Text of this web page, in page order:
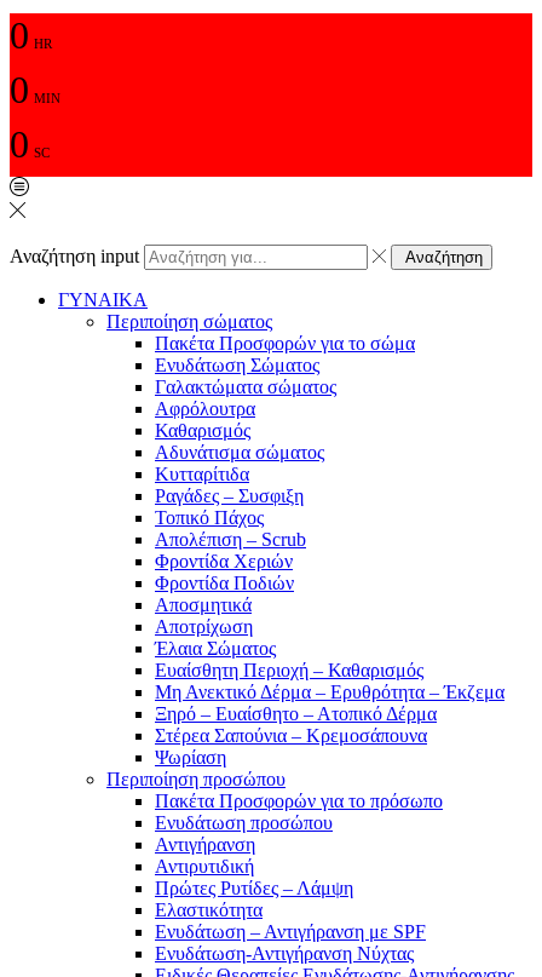
0 HR
0 MIN
0 SC
Αναζήτηση input Αναζήτηση
ΓΥΝΑΙΚΑ
Περιποίηση σώματος
Πακέτα Προσφορών για το σώμα
Ενυδάτωση Σώματος
Γαλακτώματα σώματος
Αφρόλουτρα
Καθαρισμός
Αδυνάτισμα σώματος
Κυτταρίτιδα
Ραγάδες – Συσφιξη
Τοπικό Πάχος
Απολέπιση – Scrub
Φροντίδα Χεριών
Φροντίδα Ποδιών
Αποσμητικά
Αποτρίχωση
Έλαια Σώματος
Ευαίσθητη Περιοχή – Καθαρισμός
Μη Ανεκτικό Δέρμα – Ερυθρότητα – Έκζεμα
Ξηρό – Ευαίσθητο – Ατοπικό Δέρμα
Στέρεα Σαπούνια – Κρεμοσάπουνα
Ψωρίαση
Περιποίηση προσώπου
Πακέτα Προσφορών για το πρόσωπο
Ενυδάτωση προσώπου
Αντιγήρανση
Αντιρυτιδική
Πρώτες Ρυτίδες – Λάμψη
Ελαστικότητα
Ενυδάτωση – Αντιγήρανση με SPF
Ενυδάτωση-Αντιγήρανση Νύχτας